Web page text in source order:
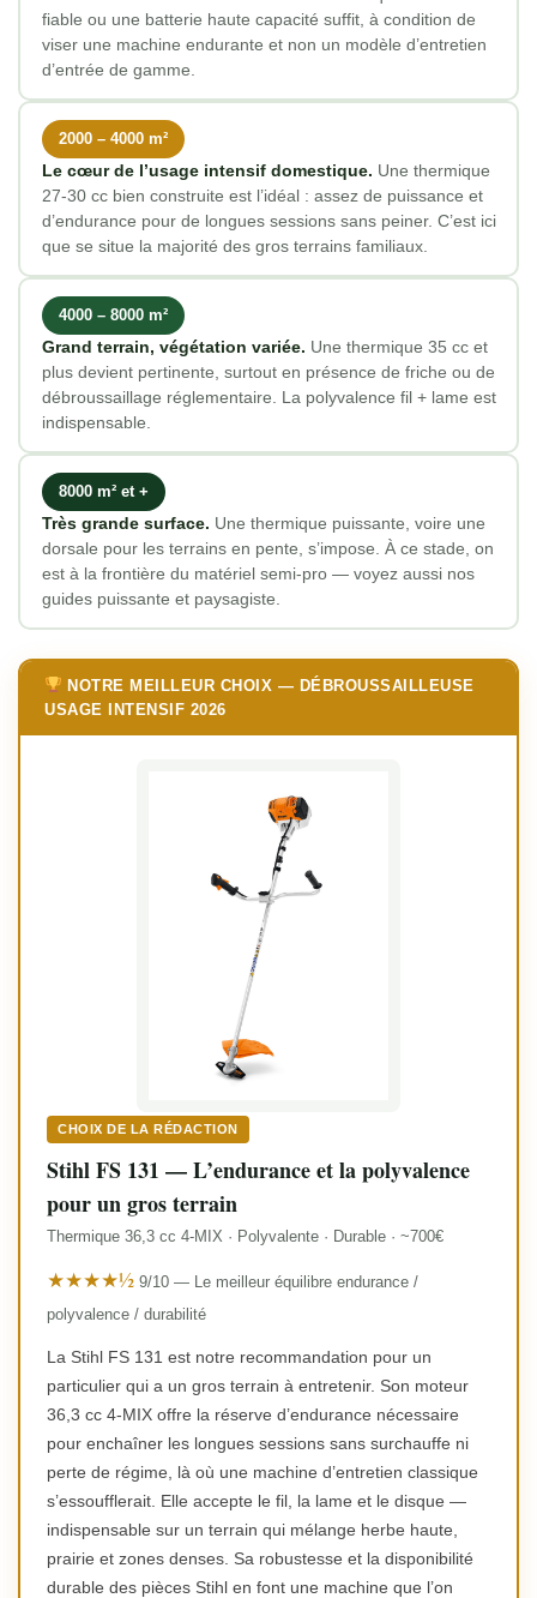
fiable ou une batterie haute capacité suffit, à condition de
viser une machine endurante et non un modèle d’entretien
d’entrée de gamme.
2000 – 4000 m²
Le cœur de l’usage intensif domestique. Une thermique
27-30 cc bien construite est l’idéal : assez de puissance et
d’endurance pour de longues sessions sans peiner. C’est ici
que se situe la majorité des gros terrains familiaux.
4000 – 8000 m²
Grand terrain, végétation variée. Une thermique 35 cc et
plus devient pertinente, surtout en présence de friche ou de
débroussaillage réglementaire. La polyvalence fil + lame est
indispensable.
8000 m² et +
Très grande surface. Une thermique puissante, voire une
dorsale pour les terrains en pente, s’impose. À ce stade, on
est à la frontière du matériel semi-pro — voyez aussi nos
guides puissante et paysagiste.
NOTRE MEILLEUR CHOIX — DÉBROUSSAILLEUSE
USAGE INTENSIF 2026
CHOIX DE LA RÉDACTION
Stihl FS 131 — L’endurance et la polyvalence
pour un gros terrain
Thermique 36,3 cc 4-MIX · Polyvalente · Durable · ~700€
★★★★½ 9/10 — Le meilleur équilibre endurance /
polyvalence / durabilité
La Stihl FS 131 est notre recommandation pour un
particulier qui a un gros terrain à entretenir. Son moteur
36,3 cc 4-MIX offre la réserve d’endurance nécessaire
pour enchaîner les longues sessions sans surchauffe ni
perte de régime, là où une machine d’entretien classique
s’essoufflerait. Elle accepte le fil, la lame et le disque —
indispensable sur un terrain qui mélange herbe haute,
prairie et zones denses. Sa robustesse et la disponibilité
durable des pièces Stihl en font une machine que l’on